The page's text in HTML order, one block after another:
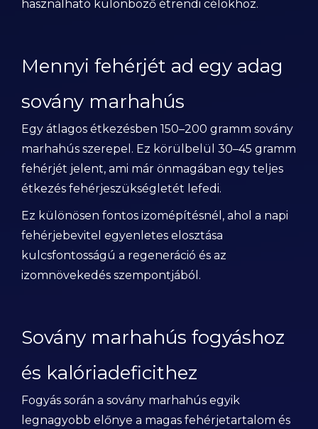
használható különböző étrendi célokhoz.
Mennyi fehérjét ad egy adag
sovány marhahús
Egy átlagos étkezésben 150–200 gramm sovány
marhahús szerepel. Ez körülbelül 30–45 gramm
fehérjét jelent, ami már önmagában egy teljes
étkezés fehérjeszükségletét lefedi.
Ez különösen fontos izomépítésnél, ahol a napi
fehérjebevitel egyenletes elosztása
kulcsfontosságú a regeneráció és az
izomnövekedés szempontjából.
Sovány marhahús fogyáshoz
és kalóriadeficithez
Fogyás során a sovány marhahús egyik
legnagyobb előnye a magas fehérjetartalom és